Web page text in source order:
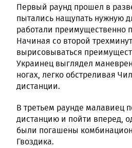
Первый раунд прошел в
пытались нащупать нужную
работали преимущественно
Начиная со второй
вырисовываться
Украинец выглядел
ногах, легко обстреливая
дистанции.
В третьем раунде малавиец
дистанцию и пойти вперед,
были погашены
Гвоздика.